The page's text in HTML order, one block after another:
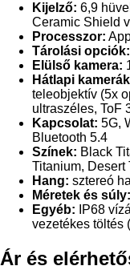
Kijelző: 6,9
Ceramic Shield
Processzor:
Tárolási opciók:
Elülső kamera:
Hátlapi
teleobjektív (5x
ultraszéles, ToF
Kapcsolat: 5G,
Bluetooth 5.4
Színek: Black
Titanium, Desert
Hang: sztereó
Méretek és súly:
Egyéb: IP68
vezetékes töltés
Ár és